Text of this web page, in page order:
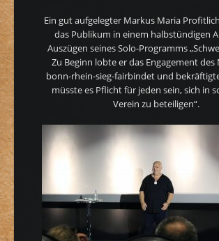
Ein gut aufgelegter Markus Maria
das Publikum in einem halbstündigen
Auszügen seines Solo-Programms
Zu Beginn lobte er das Engagement des
bonn-rhein-sieg-fairbindet und
müsste es Pflicht für jeden sein, sich in
Verein zu beteiligen“.